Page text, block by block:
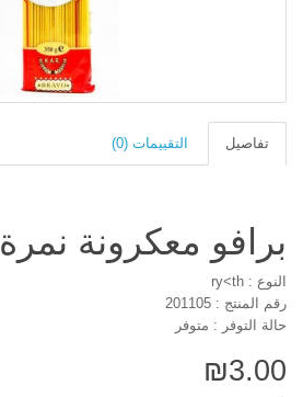
تفاصيل التقييمات (0)
برافو معكرونة نمرة 2 /350غم
النوع : ry<th
رقم المنتج : 201105
حالة التوفر : متوفر
₪3.00